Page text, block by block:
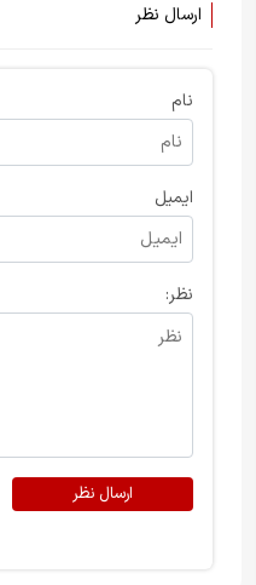
ارسال نظر
نام
ایمیل
نظر:
ارسال نظر